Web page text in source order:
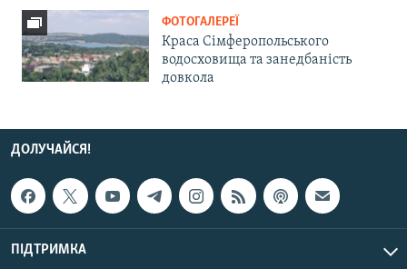
ФОТОГАЛЕРЕЇ
Краса Сімферопольського
водосховища та занедбаність
довкола
ДОЛУЧАЙСЯ!
ПІДТРИМКА